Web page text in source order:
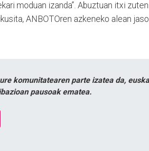
moduan izanda”. Abuztuan itxi
ANBOTOren azkeneko alean
komunitatearen parte izatea da,
pausoak ematea.